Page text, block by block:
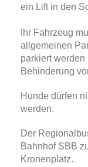
ein Lift in den
Ihr Fahrzeug
allgemeinen
parkiert
Behinderung
Hunde dürfen
werden.
Der
Bahnhof SBB
Kronenplatz.